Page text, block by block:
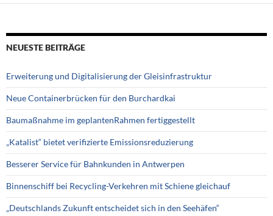
NEUESTE BEITRÄGE
Erweiterung und Digitalisierung der Gleisinfrastruktur
Neue Containerbrücken für den Burchardkai
Baumaßnahme im geplantenRahmen fertiggestellt
„Katalist“ bietet verifizierte Emissionsreduzierung
Besserer Service für Bahnkunden in Antwerpen
Binnenschiff bei Recycling-Verkehren mit Schiene gleichauf
„Deutschlands Zukunft entscheidet sich in den Seehäfen“